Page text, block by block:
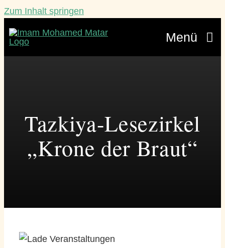
Zum Inhalt springen
Menü
Über mich
Werde ein Teil
Tazkiya-Lesezirkel
„Krone der Braut“